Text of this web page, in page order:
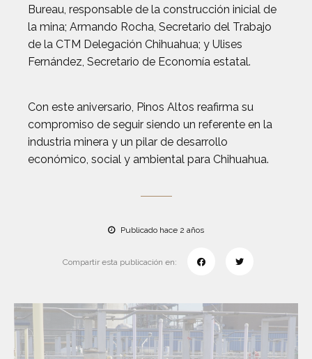
Bureau, responsable de la construcción inicial de
la mina; Armando Rocha, Secretario del Trabajo
de la CTM Delegación Chihuahua; y Ulises
Fernández, Secretario de Economía estatal.
Con este aniversario, Pinos Altos reafirma su
compromiso de seguir siendo un referente en la
industria minera y un pilar de desarrollo
económico, social y ambiental para Chihuahua.
Publicado hace 2 años
Compartir esta publicación en: